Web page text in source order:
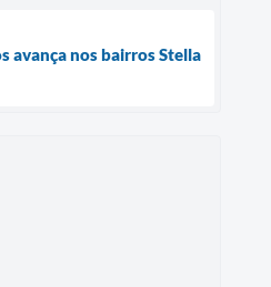
avança nos bairros Stella